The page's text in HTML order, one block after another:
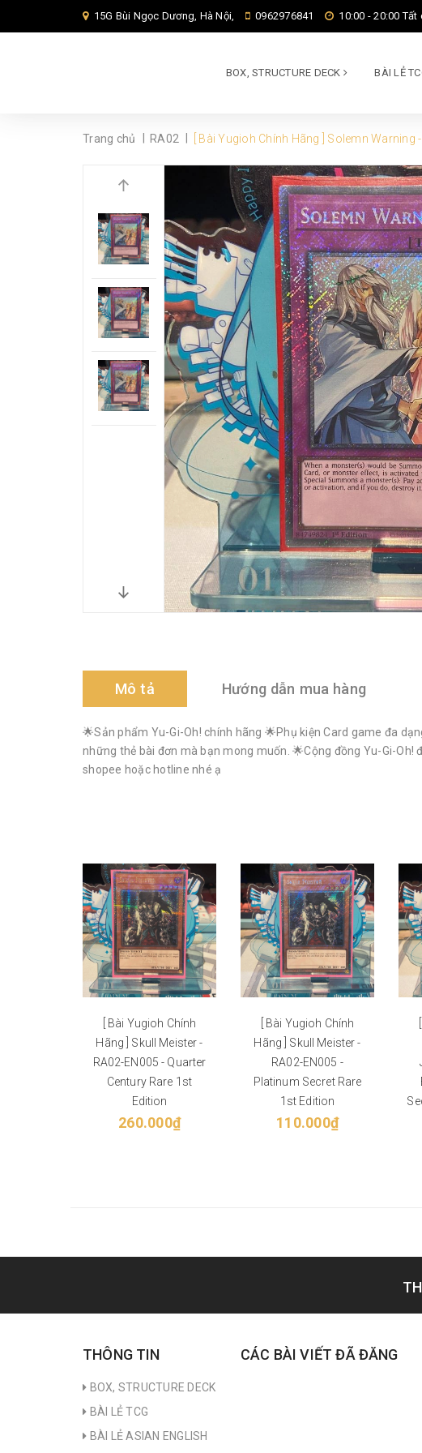
15G Bùi Ngọc Dương, Hà Nội, 0962976841 10:00 - 20:00
BOX, STRUCTURE DECK BÀI LẺ
Trang chủ RA02 [ Bài Yugioh Chính Hãng ] Solemn
Mô tả Hướng dẫn mua hàng
🌟Sản phẩm Yu-Gi-Oh! chính hãng 🌟Phụ kiện Card game đa
những thẻ bài đơn mà bạn mong muốn. 🌟Cộng đồng Yu-Gi-
shopee hoặc hotline nhé ạ
[ Bài Yugioh Chính
Hãng ] Skull Meister -
RA02-EN005 - Quarter
Century Rare 1st
Edition
260.000₫
[ Bài Yugioh Chính
Hãng ] Skull Meister -
RA02-EN005 -
Platinum Secret Rare
1st Edition
110.000₫
THÔNG TIN
BOX, STRUCTURE DECK
BÀI LẺ TCG
BÀI LẺ ASIAN ENGLISH
CÁC BÀI VIẾT ĐÃ ĐĂNG